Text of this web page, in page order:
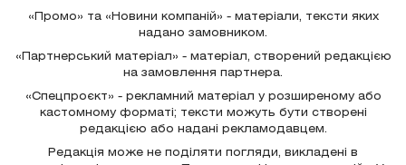
«Промо» та «Новини компаній» - матеріали, тексти яких
надано замовником.
«Партнерський матеріал» - матеріал, створений редакцією
на замовлення партнера.
«Спецпроєкт» - рекламний матеріал у розширеному або
кастомному форматі; тексти можуть бути створені
редакцією або надані рекламодавцем.
Редакція може не поділяти погляди, викладені в